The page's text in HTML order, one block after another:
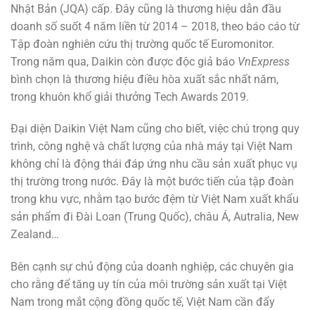
Nhật Bản (JQA) cấp. Đây cũng là thương hiệu dẫn đầu
doanh số suốt 4 năm liền từ 2014 – 2018, theo báo cáo từ
Tập đoàn nghiên cứu thị trường quốc tế Euromonitor.
Trong năm qua, Daikin còn được độc giả báo VnExpress
bình chọn là thương hiệu điều hòa xuất sắc nhất năm,
trong khuôn khổ giải thưởng Tech Awards 2019.
Đại diện Daikin Việt Nam cũng cho biết, việc chú trọng quy
trình, công nghệ và chất lượng của nhà máy tại Việt Nam
không chỉ là động thái đáp ứng nhu cầu sản xuất phục vụ
thị trường trong nước. Đây là một bước tiến của tập đoàn
trong khu vực, nhằm tạo bước đệm từ Việt Nam xuất khẩu
sản phẩm đi Đài Loan (Trung Quốc), châu Á, Autralia, New
Zealand…
Bên cạnh sự chủ động của doanh nghiệp, các chuyên gia
cho rằng để tăng uy tín của môi trường sản xuất tại Việt
Nam trong mắt cộng đồng quốc tế, Việt Nam cần đẩy